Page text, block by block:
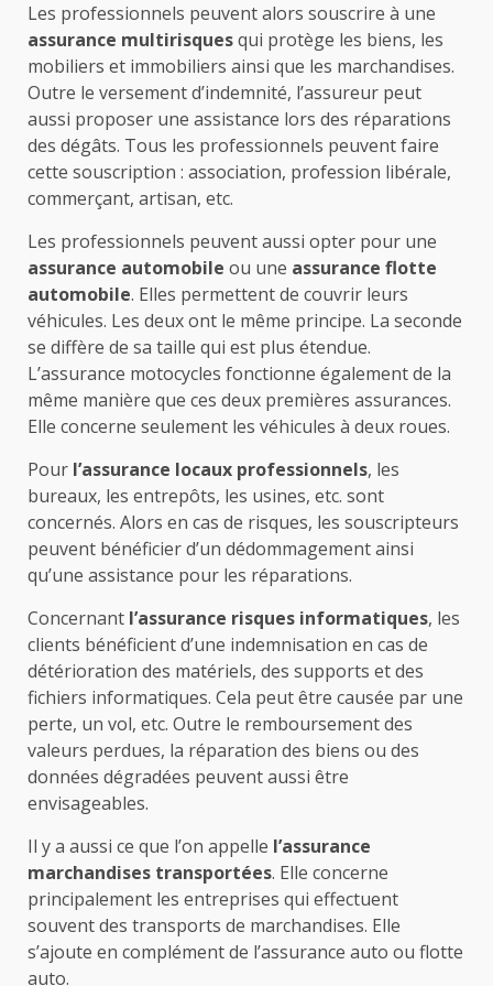
Les professionnels peuvent alors souscrire à une
assurance multirisquesqui protège les biens, les
mobiliers et immobiliers ainsi que les marchandises.
Outre le versement d’indemnité, l’assureur peut
aussi proposer une assistance lors des réparations
des dégâts. Tous les professionnels peuvent faire
cette souscription : association, profession libérale,
commerçant, artisan, etc.
Les professionnels peuvent aussi opter pour une
assurance automobile ou une assurance flotte
automobile. Elles permettent de couvrir leurs
véhicules. Les deux ont le même principe. La seconde
se diffère de sa taille qui est plus étendue.
L’assurance motocycles fonctionne également de la
même manière que ces deux premières assurances.
Elle concerne seulement les véhicules à deux roues.
Pour l’assurance locaux professionnels, les
bureaux, les entrepôts, les usines, etc. sont
concernés. Alors en cas de risques, les souscripteurs
peuvent bénéficier d’un dédommagement ainsi
qu’une assistance pour les réparations.
Concernant l’assurance risques informatiques, les
clients bénéficient d’une indemnisation en cas de
détérioration des matériels, des supports et des
fichiers informatiques. Cela peut être causée par une
perte, un vol, etc. Outre le remboursement des
valeurs perdues, la réparation des biens ou des
données dégradées peuvent aussi être
envisageables.
Il y a aussi ce que l’on appelle l’assurance
marchandises transportées. Elle concerne
principalement les entreprises qui effectuent
souvent des transports de marchandises. Elle
s’ajoute en complément de l’assurance auto ou flotte
auto.